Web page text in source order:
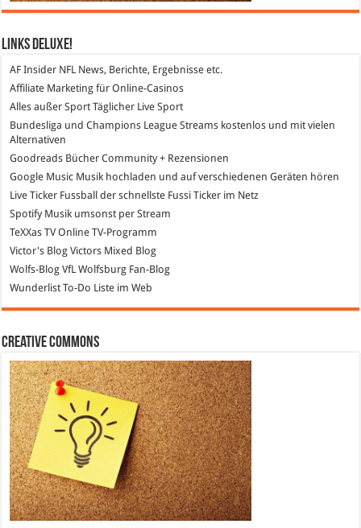
Links DeLuXe!
AF Insider NFL News, Berichte, Ergebnisse etc.
Affiliate Marketing für Online-Casinos
Alles außer Sport Täglicher Live Sport
Bundesliga und Champions League Streams kostenlos und mit vielen
Alternativen
Goodreads Bücher Community + Rezensionen
Google Music Musik hochladen und auf verschiedenen Geräten hören
Live Ticker Fussball
der schnellste Fussi Ticker im Netz
SpotifyMusik umsonst per Stream
TeXXas TVOnline TV-Programm
Victor's Blog Victors Mixed Blog
Wolfs-Blog VfL Wolfsburg Fan-Blog
Wunderlist To-Do Liste im Web
Creative Commons